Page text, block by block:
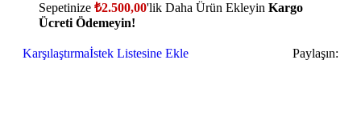
Sepetinize ₺2.500,00'lik Daha Ürün Ekleyin Kargo
Ücreti Ödemeyin!
Karşılaştırmaİstek Listesine Ekle Paylaşın: